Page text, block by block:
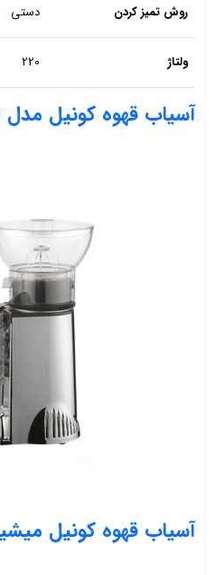
روش تمیز کردن دستی
ولتاژ 220
آسیاب قهوه کونیل مدل tranquilo
آسیاب قهوه کونیل